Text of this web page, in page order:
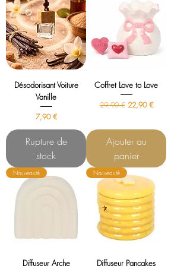
Désodorisant Voiture
Vanille
Prix
7,90 €
Rupture de
stock
Coffret Love to Love
Prix original
29,90 € Prix promotionnel
22,90 €
Ajouter au
panier
Nouveauté
Diffuseur Arche
Nouveauté
Diffuseur Pancakes